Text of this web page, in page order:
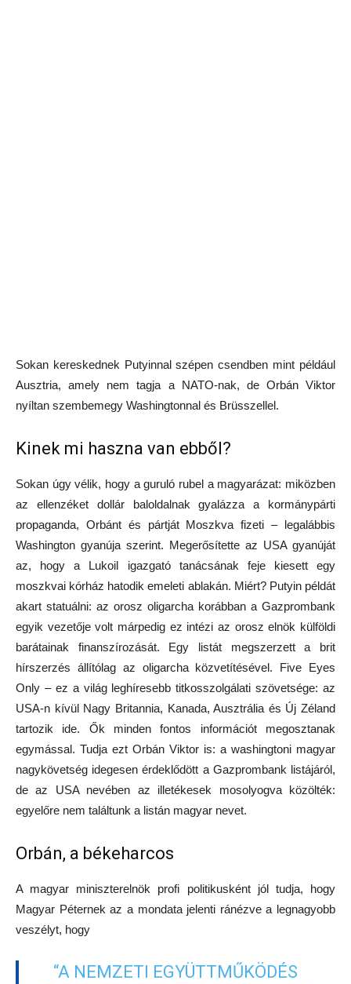
Sokan kereskednek Putyinnal szépen csendben mint például
Ausztria, amely nem tagja a NATO-nak, de Orbán Viktor
nyíltan szembemegy Washingtonnal és Brüsszellel.
Kinek mi haszna van ebből?
Sokan úgy vélik, hogy a guruló rubel a magyarázat: miközben
az ellenzéket dollár baloldalnak gyalázza a kormánypárti
propaganda, Orbánt és pártját Moszkva fizeti – legalábbis
Washington gyanúja szerint. Megerősítette az USA gyanúját
az, hogy a Lukoil igazgató tanácsának feje kiesett egy
moszkvai kórház hatodik emeleti ablakán. Miért? Putyin példát
akart statuálni: az orosz oligarcha korábban a Gazprombank
egyik vezetője volt márpedig ez intézi az orosz elnök külföldi
barátainak finanszírozását. Egy listát megszerzett a brit
hírszerzés állítólag az oligarcha közvetítésével. Five Eyes
Only – ez a világ leghíresebb titkosszolgálati szövetsége: az
USA-n kívül Nagy Britannia, Kanada, Ausztrália és Új Zéland
tartozik ide. Ők minden fontos információt megosztanak
egymással. Tudja ezt Orbán Viktor is: a washingtoni magyar
nagykövetség idegesen érdeklődött a Gazprombank listájáról,
de az USA nevében az illetékesek mosolyogva közölték:
egyelőre nem találtunk a listán magyar nevet.
Orbán, a békeharcos
A magyar miniszterelnök profi politikusként jól tudja, hogy
Magyar Péternek az a mondata jelenti ránézve a legnagyobb
veszélyt, hogy
“A NEMZETI EGYÜTTMŰKÖDÉS